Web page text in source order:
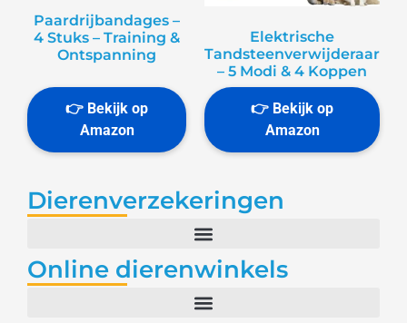
Paardrijbandages –
4 Stuks – Training &
Ontspanning
Elektrische
Tandsteenverwijderaar
– 5 Modi & 4 Koppen
Dierenverzekeringen
Online dierenwinkels